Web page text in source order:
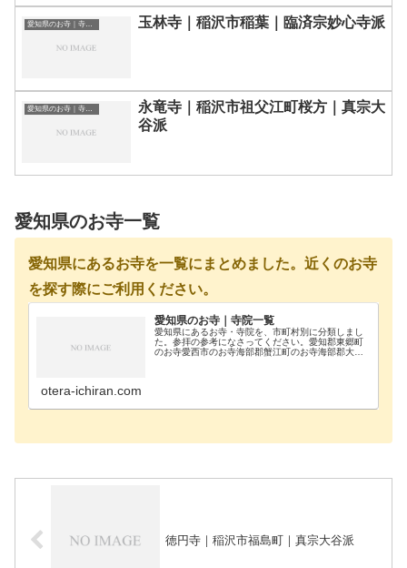
愛知県のお寺｜寺院一覧 玉林寺｜稲沢市稲葉｜臨済宗妙心寺派
愛知県のお寺｜寺院一覧
永竜寺｜稲沢市祖父江町桜方｜真宗大
谷派
愛知県のお寺一覧
愛知県にあるお寺を一覧にまとめました。近くのお寺
を探す際にご利用ください。
愛知県のお寺｜寺院一覧
愛知県にあるお寺・寺院を、市町村別に分類しまし
た。参拝の参考になさってください。愛知郡東郷町
のお寺愛西市のお寺海部郡蟹江町のお寺海部郡大治
otera-ichiran.com
徳円寺｜稲沢市福島町｜真宗大谷派